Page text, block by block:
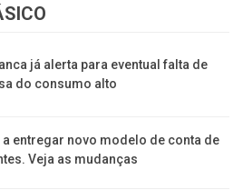
já alerta para eventual falta de
do consumo alto
a entregar novo modelo de conta de
Veja as mudanças